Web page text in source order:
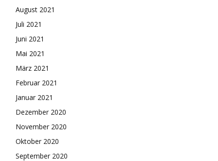
August 2021
Juli 2021
Juni 2021
Mai 2021
März 2021
Februar 2021
Januar 2021
Dezember 2020
November 2020
Oktober 2020
September 2020